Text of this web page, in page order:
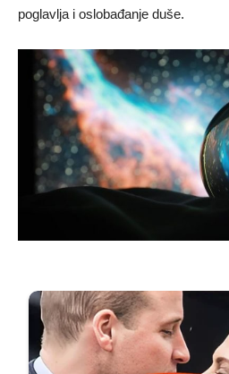
poglavlja i oslobađanje duše.